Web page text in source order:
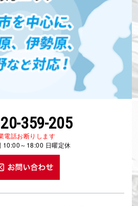
359-205
電話お断りします
10:00～18:00 日曜定休